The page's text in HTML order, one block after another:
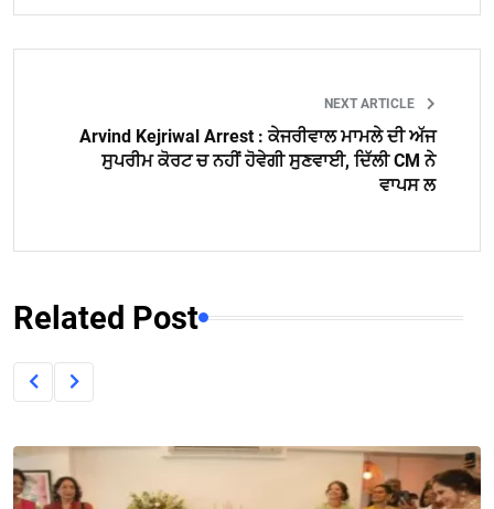
NEXT ARTICLE
Arvind Kejriwal Arrest : ਕੇਜਰੀਵਾਲ ਮਾਮਲੇ ਦੀ ਅੱਜ
ਸੁਪਰੀਮ ਕੋਰਟ ਚ ਨਹੀਂ ਹੋਵੇਗੀ ਸੁਣਵਾਈ, ਦਿੱਲੀ CM ਨੇ
ਵਾਪਸ ਲ
Related Post